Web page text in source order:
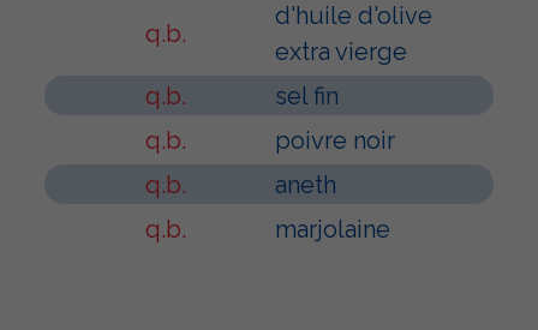
q.b.
d'huile d'olive
extra vierge
q.b.
sel fin
q.b.
poivre noir
q.b.
aneth
q.b.
marjolaine